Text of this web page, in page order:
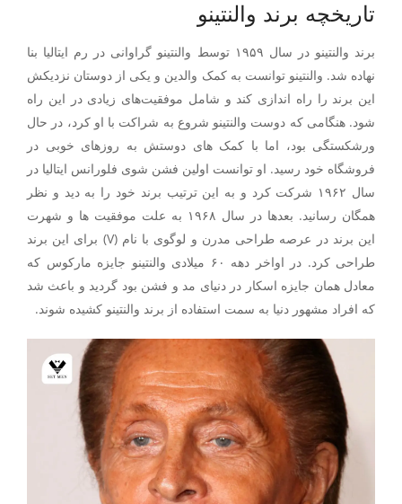
تاریخچه برند والنتینو
برند والنتینو در سال ۱۹۵۹ توسط والنتینو گراوانی در رم ایتالیا بنا
نهاده شد. والنتینو توانست به کمک والدین و یکی از دوستان نزدیکش
این برند را راه اندازی کند و شامل موفقیت‌های زیادی در این راه
شود. هنگامی که دوست والنتینو شروع به شراکت با او کرد، در حال
ورشکستگی بود، اما با کمک های دوستش به روزهای خوبی در
فروشگاه خود رسید. او توانست اولین فشن شوی فلورانس ایتالیا در
سال ۱۹۶۲ شرکت کرد و به این ترتیب برند خود را به دید و نظر
همگان رسانید. بعدها در سال ۱۹۶۸ به علت موفقیت ها و شهرت
این برند در عرصه طراحی مدرن و لوگوی با نام (V) برای این برند
طراحی کرد. در اواخر دهه ۶۰ میلادی والنتینو جایزه مارکوس که
معادل همان جایزه اسکار در دنیای مد و فشن بود گردید و باعث شد
که افراد مشهور دنیا به سمت استفاده از برند والنتینو کشیده شوند.